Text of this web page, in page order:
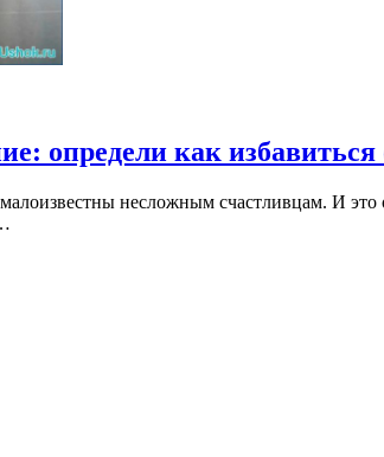
определи как избавиться
несложным счастливцам. И